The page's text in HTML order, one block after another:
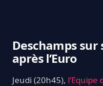
Deschamps
après l’Euro
Jeudi (20h45), l’Equipe